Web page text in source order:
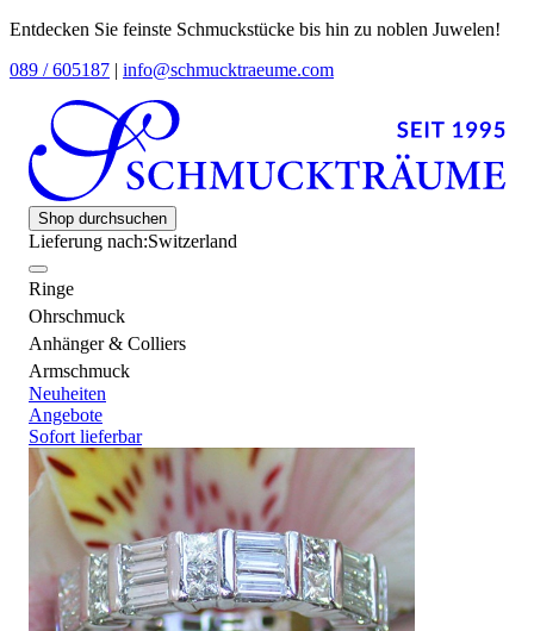
Entdecken Sie feinste Schmuckstücke bis hin zu noblen Juwelen!
089 / 605187 | info@schmucktraeume.com
Shop durchsuchen
Lieferung nach:Switzerland
Ringe
Ohrschmuck
Anhänger & Colliers
Armschmuck
Neuheiten
Angebote
Sofort lieferbar